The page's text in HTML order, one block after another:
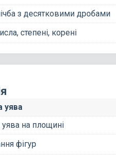
з десятковими дробами
степені, корені
уява
на площині
фігур